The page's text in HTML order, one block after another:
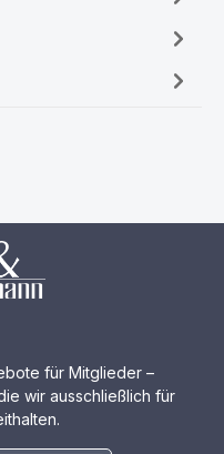
für Mitglieder –
wir ausschließlich für